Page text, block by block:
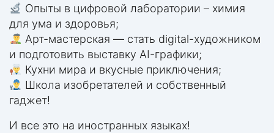
Опыты в цифровой лаборатории – химия
для ума и здоровья;
Арт-мастерская — стать digital-художником
и подготовить выставку AI-графики;
Кухни мира и вкусные приключения;
Школа изобретателей и собственный
гаджет!
И все это на иностранных языках!